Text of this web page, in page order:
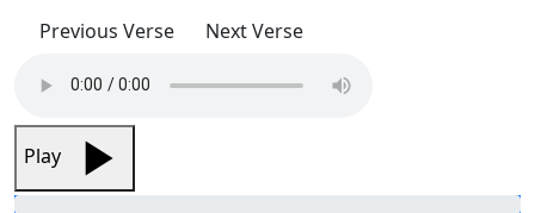
Previous Verse
Next Verse
Play